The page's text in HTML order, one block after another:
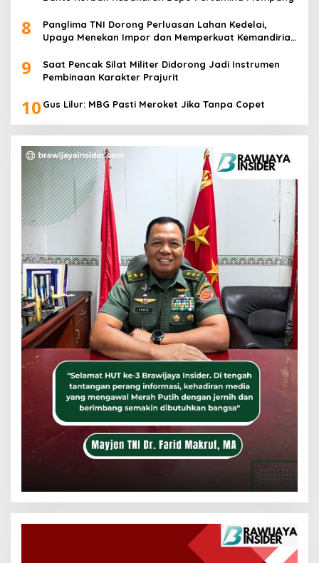
8
Panglima TNI Dorong Perluasan Lahan Kedelai,
Upaya Menekan Impor dan Memperkuat Kemandirian
9
Saat Pencak Silat Militer Didorong Jadi Instrumen
Pembinaan Karakter Prajurit
10 Gus Lilur: MBG Pasti Meroket Jika Tanpa Copet